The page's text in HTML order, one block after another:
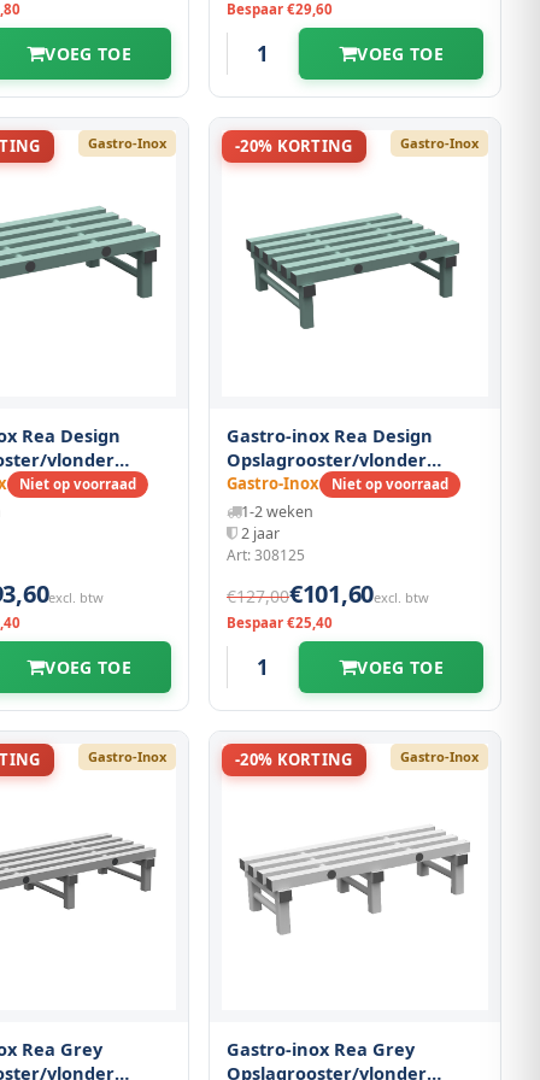
VOEG TOE
Bespaar €29,60
VOEG TOE
Gastro-Inox
Rea Design
vlonder
Niet op voorraad
excl. btw
VOEG TOE
-20% KORTING Gastro-Inox
Gastro-inox Rea Design
Opslagrooster/vlonder
800(l)x600(d)x250(h)mm
Gastro-Inox Niet op voorraad
1-2 weken
2 jaar
Art: 308125
€127,00€101,60excl. btw
Bespaar €25,40
VOEG TOE
Gastro-Inox
Rea Grey
vlonder
-20% KORTING Gastro-Inox
Gastro-inox Rea Grey
Opslagrooster/vlonder